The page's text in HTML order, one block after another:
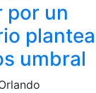
por un
plantea
umbral